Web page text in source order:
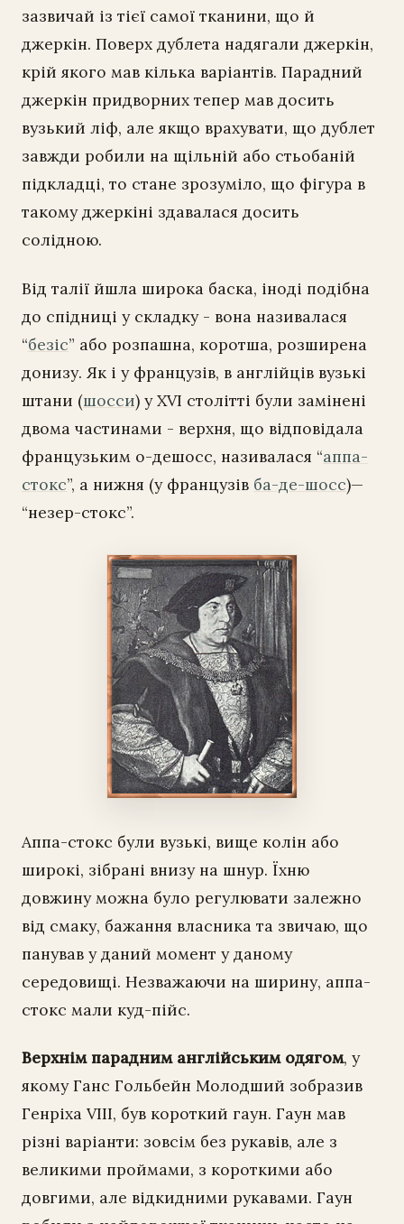
зазвичай із тієї самої тканини, що й
джеркін. Поверх дублета надягали джеркін,
крій якого мав кілька варіантів. Парадний
джеркін придворних тепер мав досить
вузький ліф, але якщо врахувати, що дублет
завжди робили на щільній або стьобаній
підкладці, то стане зрозуміло, що фігура в
такому джеркіні здавалася досить
солідною.
Від талії йшла широка баска, іноді подібна
до спідниці у складку - вона називалася
“безіс” або розпашна, коротша, розширена
донизу. Як і у французів, в англійців вузькі
штани (шосси) у XVI столітті були замінені
двома частинами - верхня, що відповідала
французьким о-дешосс, називалася “аппа-
стокс”, а нижня (у французів ба-де-шосс)—
“незер-стокс”.
Аппа-стокс були вузькі, вище колін або
широкі, зібрані внизу на шнур. Їхню
довжину можна було регулювати залежно
від смаку, бажання власника та звичаю, що
панував у даний момент у даному
середовищі. Незважаючи на ширину, аппа-
стокс мали куд-пійс.
Верхнім парадним англійським одягом, у
якому Ганс Гольбейн Молодший зобразив
Генріха VIII, був короткий гаун. Гаун мав
різні варіанти: зовсім без рукавів, але з
великими проймами, з короткими або
довгими, але відкидними рукавами. Гаун